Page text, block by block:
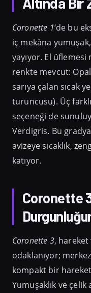
Coronette 1‘de bu
iç mekâna
yayıyor. El
renkte mevcut: Opal
sarıya çalan sıcak
turuncusu). Üç
seçeneği de
Verdigris. Bu
avizeye sıcaklık,
katıyor.
Coronette
Coronette 3, hareket
odaklanıyor;
kompakt bir hareket
Yumuşaklık ve